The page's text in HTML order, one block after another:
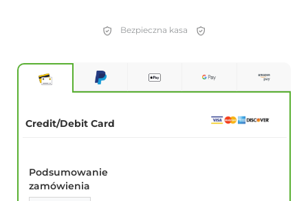
Bezpieczna kasa
Credit/Debit Card
Podsumowanie
zamówienia